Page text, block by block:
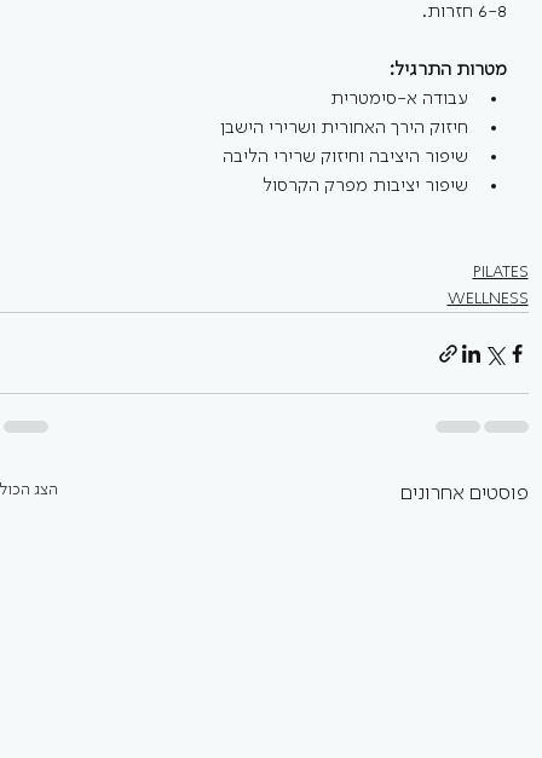
6-8 חזרות.
מטרות התרגיל:
עבודה א-סימטרית
חיזוק הירך האחורית ושרירי הישבן
שיפור היציבה וחיזוק שרירי הליבה
שיפור יציבות מפרק הקרסול
PILATES
WELLNESS
פוסטים אחרונים הצג הכול